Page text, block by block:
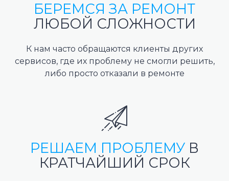
БЕРЕМСЯ ЗА РЕМОНТ
ЛЮБОЙ СЛОЖНОСТИ
К нам часто обращаются клиенты других
сервисов, где их проблему не смогли решить,
либо просто отказали в ремонте
РЕШАЕМ ПРОБЛЕМУ В
КРАТЧАЙШИЙ СРОК